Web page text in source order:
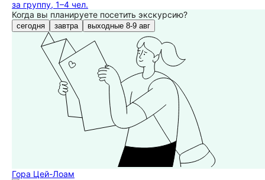
за группу, 1–4 чел.
Когда вы планируете посетить экскурсию?
сегодня завтра выходные 8-9 авг
Гора Цей-Лоам